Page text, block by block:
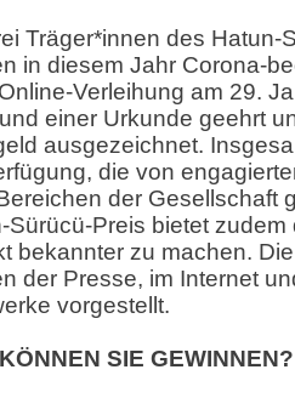
Träger*innen des Hatun-
in diesem Jahr Corona-
Verleihung am 29.
einer Urkunde geehrt
ausgezeichnet.
die von
der Gesellschaft
Sürücü-Preis bietet
bekannter zu machen.
der Presse, im Internet
vorgestellt.
SIE GEWINNEN?